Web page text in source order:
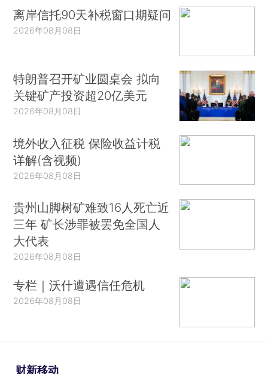
离岸信托90天补税窗口期疑问
2026年08月08日
特朗普召开矿业圆桌会 拟向
关键矿产投资超20亿美元
2026年08月08日
境外收入征税 保险收益计税
详解(含视频)
2026年08月08日
贵州山脚树矿难致16人死亡近
三年 矿长涉罪被罢免全国人
大代表
2026年08月08日
专栏｜沃什遭遇信任危机
2026年08月08日
财新移动